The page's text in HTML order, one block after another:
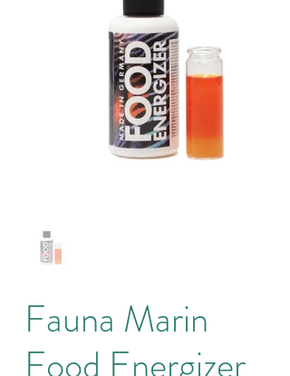
Fauna Marin